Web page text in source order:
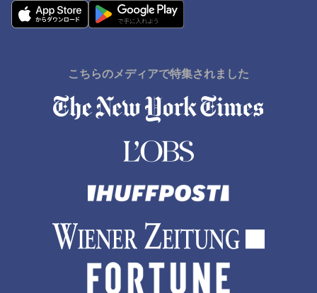
こちらのメディアで特集されました